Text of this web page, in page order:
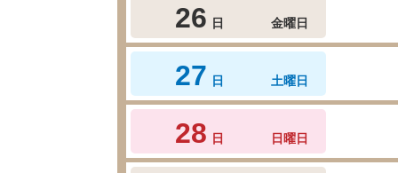
26 日 金曜日
27 日 土曜日
28 日 日曜日